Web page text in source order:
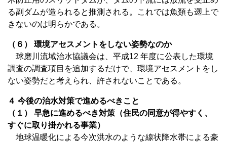
る副ダムが造られると推測される。これでは魚類も遡上で
きないのは明らかである。
（６） 環境アセスメントをしない姿勢なのか
球磨川流域治水協議会は、平成12 年度に公表した環境
調査の調査項目を追加するだけで、環境アセスメントをし
ない姿勢だと考えられ、許されないことである。
４ 今後の治水対策で進めるべきこと
（１） 早急に進めるべき対策（住民の同意が得やすく、
すぐに取り掛かれる事業）
地球温暖化による今次洪水のような線状降水帯による豪